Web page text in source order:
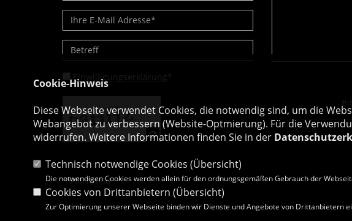
Einwilligungserklärung*
* Pflichtfeld
Cookie-Hinweis
Diese Webseite verwendet Cookies, die notwendig sind, um die
Webangebot zu verbessern (Website-Optmierung). Für die
widerrufen. Weitere Informationen finden Sie in der
Technisch notwendige Cookies (Übersicht)
Die notwendigen Cookies werden allein für den ordnungsgemäßen Gebrauch der
Cookies von Drittanbietern (Übersicht)
Zur Optimierung unserer Webseite binden wir Dienste und Angebote von Drittanbietern